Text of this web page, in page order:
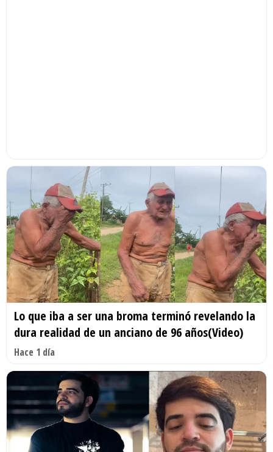
Lo que iba a ser una broma terminó revelando la
dura realidad de un anciano de 96 años(Video)
Hace 1 día